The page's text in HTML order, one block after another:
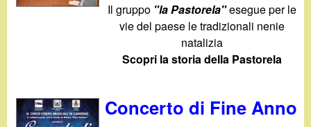
Il gruppo "la Pastorela"esegue per le
vie del paese le tradizionali nenie
natalizia
Scopri la storia della Pastorela
Concerto di Fine Anno